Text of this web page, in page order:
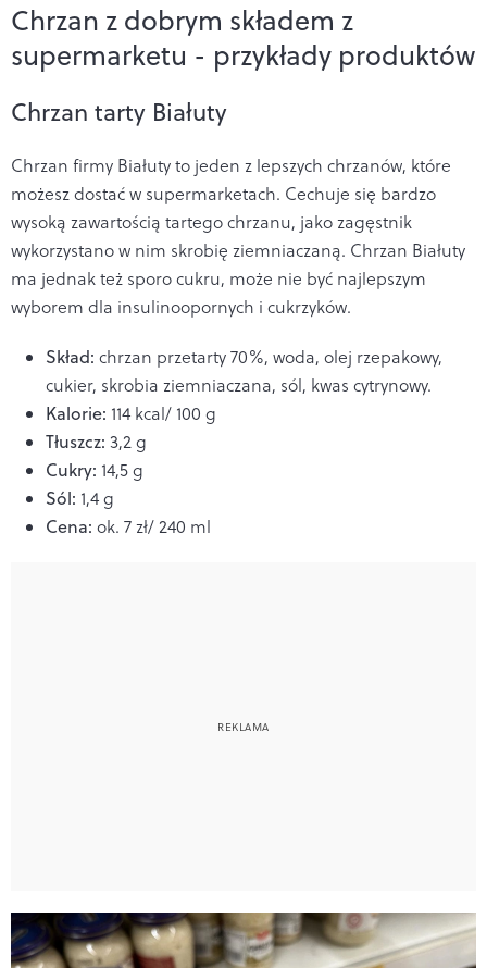
Chrzan z dobrym składem z
supermarketu - przykłady produktów
Chrzan tarty Białuty
Chrzan firmy Białuty to jeden z lepszych chrzanów, które
możesz dostać w supermarketach. Cechuje się bardzo
wysoką zawartością tartego chrzanu, jako zagęstnik
wykorzystano w nim skrobię ziemniaczaną. Chrzan Białuty
ma jednak też sporo cukru, może nie być najlepszym
wyborem dla insulinoopornych i cukrzyków.
Skład: chrzan przetarty 70%, woda, olej rzepakowy,
cukier, skrobia ziemniaczana, sól, kwas cytrynowy.
Kalorie: 114 kcal/ 100 g
Tłuszcz: 3,2 g
Cukry: 14,5 g
Sól: 1,4 g
Cena: ok. 7 zł/ 240 ml